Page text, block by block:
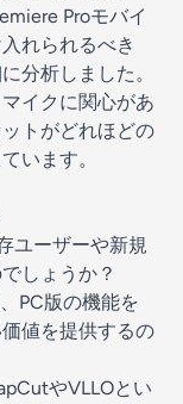
Proモバイ
れられるべき
分析しました。
イクに関心があ
トがどれほどの
います。
ユーザーや新規
しょうか？
PC版の機能を
値を提供するの
やVLLOとい